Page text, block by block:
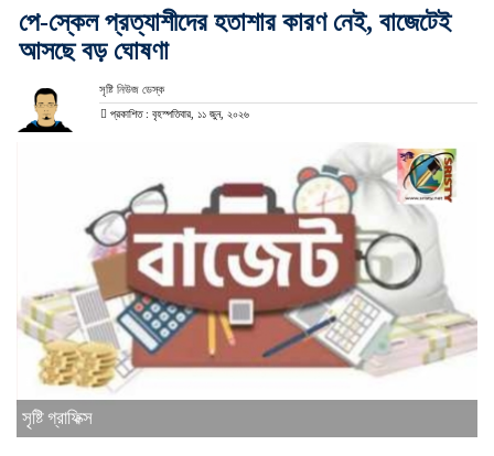
পে-স্কেল প্রত্যাশীদের হতাশার কারণ নেই, বাজেটেই
আসছে বড় ঘোষণা
সৃষ্টি নিউজ ডেস্ক
প্রকাশিত : বৃহস্পতিবার, ১১ জুন, ২০২৬
সৃষ্টি গ্রাফিক্স